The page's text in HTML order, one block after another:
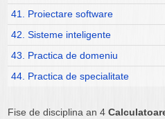
41. Proiectare software
42. Sisteme inteligente
43. Practica de domeniu
44. Practica de specialitate
Fise de disciplina an 4